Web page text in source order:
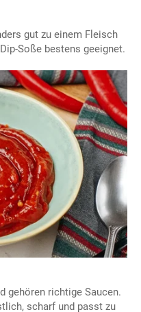
gut zu einem Fleisch
Soße bestens geeignet.
gehören richtige Saucen.
scharf und passt zu